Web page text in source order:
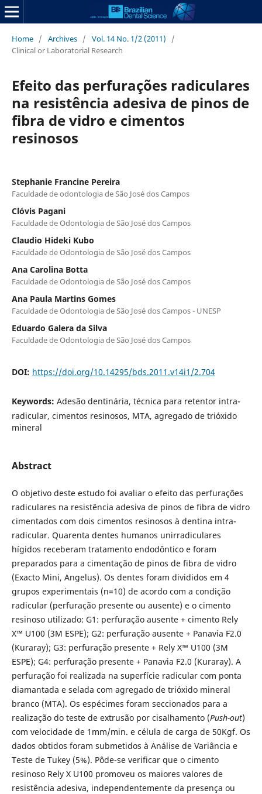
Home / Archives / Vol. 14 No. 1/2 (2011)
/
Clinical or Laboratorial Research
Efeito das perfurações radiculares
na resistência adesiva de pinos de
fibra de vidro e cimentos
resinosos
Stephanie Francine Pereira
Faculdade de odontologia de São José dos Campos
Clóvis Pagani
Faculdade de Odontologia de São José dos Campos
Claudio Hideki Kubo
Faculdade de Odontologia de São José dos Campos
Ana Carolina Botta
Faculdade de Odontologia de São José dos Campos
Ana Paula Martins Gomes
Faculdade de Odontologia de São José dos Campos - UNESP
Eduardo Galera da Silva
Faculdade de Odontologia de São José dos Campos
DOI: https://doi.org/10.14295/bds.2011.v14i1/2.704
Keywords: Adesão dentinária, técnica para retentor intra-
radicular, cimentos resinosos, MTA, agregado de trióxido
mineral
Abstract
O objetivo deste estudo foi avaliar o efeito das perfurações
radiculares na resistência adesiva de pinos de fibra de vidro
cimentados com dois cimentos resinosos à dentina intra-
radicular. Quarenta dentes humanos unirradiculares
hígidos receberam tratamento endodôntico e foram
preparados para a cimentação de pinos de fibra de vidro
(Exacto Mini, Angelus). Os dentes foram divididos em 4
grupos experimentais (n=10) de acordo com a condição
radicular (perfuração presente ou ausente) e o cimento
resinoso utilizado: G1: perfuração ausente + cimento Rely
X™ U100 (3M ESPE); G2: perfuração ausente + Panavia F2.0
(Kuraray); G3: perfuração presente + Rely X™ U100 (3M
ESPE); G4: perfuração presente + Panavia F2.0 (Kuraray). A
perfuração foi realizada na superfície radicular com ponta
diamantada e selada com agregado de trióxido mineral
branco (MTA). Os espécimes foram seccionados para a
realização do teste de extrusão por cisalhamento (Push-out)
com velocidade de 1mm/min. e célula de carga de 50Kgf. Os
dados obtidos foram submetidos à Análise de Variância e
Teste de Tukey (5%). Pôde-se verificar que o cimento
resinoso Rely X U100 promoveu os maiores valores de
resistência adesiva, independentemente da presença ou